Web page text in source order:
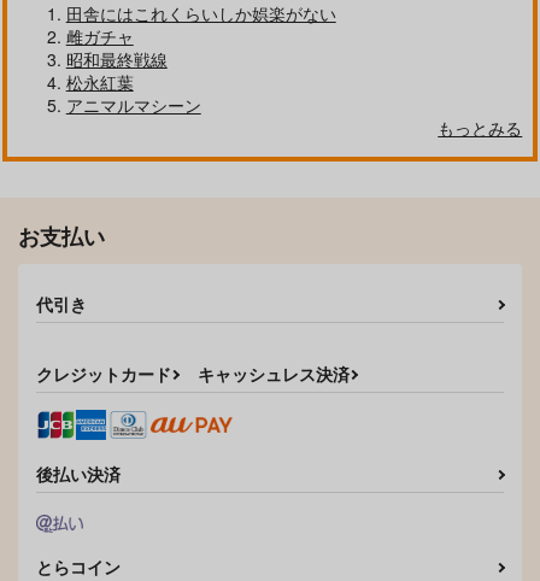
田舎にはこれくらいしか娯楽がない
雌ガチャ
昭和最終戦線
松永紅葉
アニマルマシーン
もっとみる
お支払い
代引き
クレジットカード キャッシュレス決済
後払い決済
とらコイン